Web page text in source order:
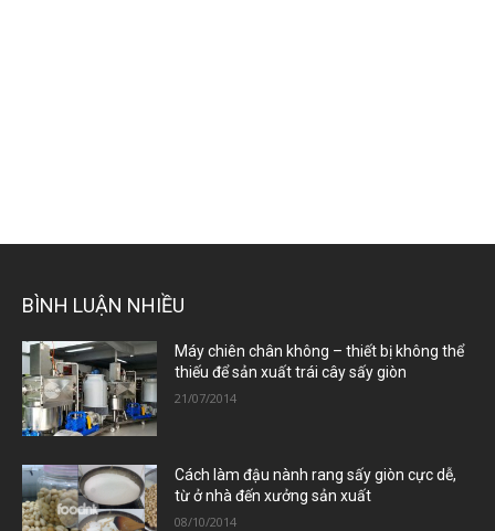
BÌNH LUẬN NHIỀU
Máy chiên chân không – thiết bị không thể
thiếu để sản xuất trái cây sấy giòn
21/07/2014
Cách làm đậu nành rang sấy giòn cực dễ,
từ ở nhà đến xưởng sản xuất
08/10/2014